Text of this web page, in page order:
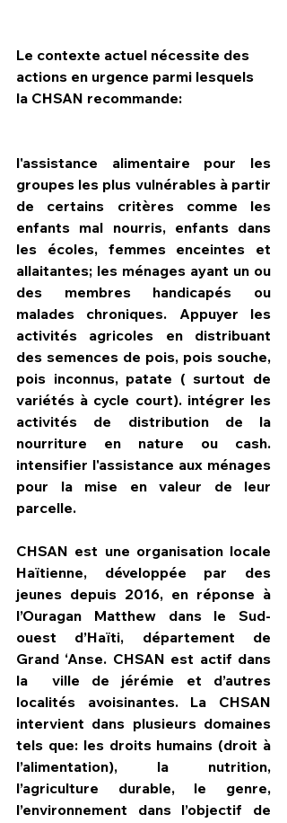
Le contexte actuel nécessite des
actions en urgence parmi lesquels
la CHSAN recommande:
l'assistance alimentaire pour les
groupes les plus vulnérables à partir
de certains critères comme les
enfants mal nourris, enfants dans
les écoles, femmes enceintes et
allaitantes; les ménages ayant un ou
des membres handicapés ou
malades chroniques. Appuyer les
activités agricoles en distribuant
des semences de pois, pois souche,
pois inconnus, patate ( surtout de
variétés à cycle court). intégrer les
activités de distribution de la
nourriture en nature ou cash.
intensifier l'assistance aux ménages
pour la mise en valeur de leur
parcelle.
CHSAN est une organisation locale
Haïtienne, développée par des
jeunes depuis 2016, en réponse à
l’Ouragan Matthew dans le Sud-
ouest d’Haïti, département de
Grand ‘Anse. CHSAN est actif dans
la  ville de jérémie et d’autres
localités avoisinantes. La CHSAN
intervient dans plusieurs domaines
tels que: les droits humains (droit à
l’alimentation), la nutrition,
l’agriculture durable, le genre,
l’environnement dans l’objectif de